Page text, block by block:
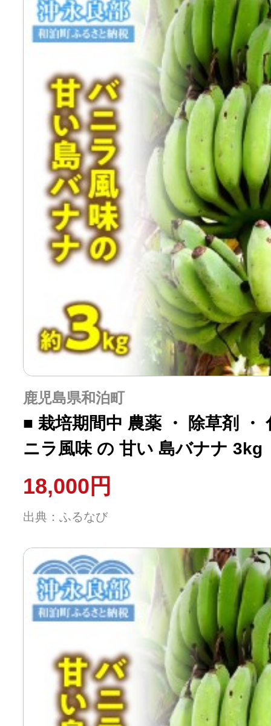
鹿児島県和泊町
■ 栽培期間中 農薬 ・ 除草剤 ・
ニラ風味 の 甘い 島バナナ 3kg
2026年11月下旬お届け】
バナナ
18,000円
出典：ふるなび